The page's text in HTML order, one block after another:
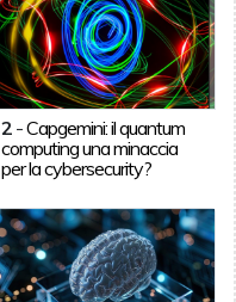
2 -Capgemini: il quantum
computing una minaccia
per la cybersecurity?